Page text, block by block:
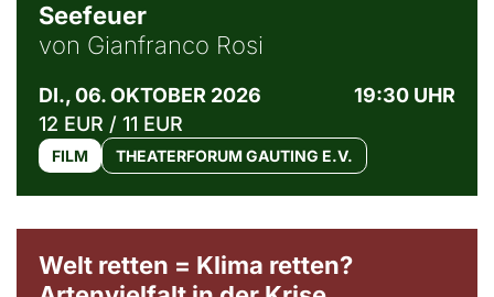
Seefeuer
von Gianfranco Rosi
DI., 06. OKTOBER 2026
19:30 UHR
12 EUR / 11 EUR
FILM THEATERFORUM GAUTING E.V.
Welt retten = Klima retten?